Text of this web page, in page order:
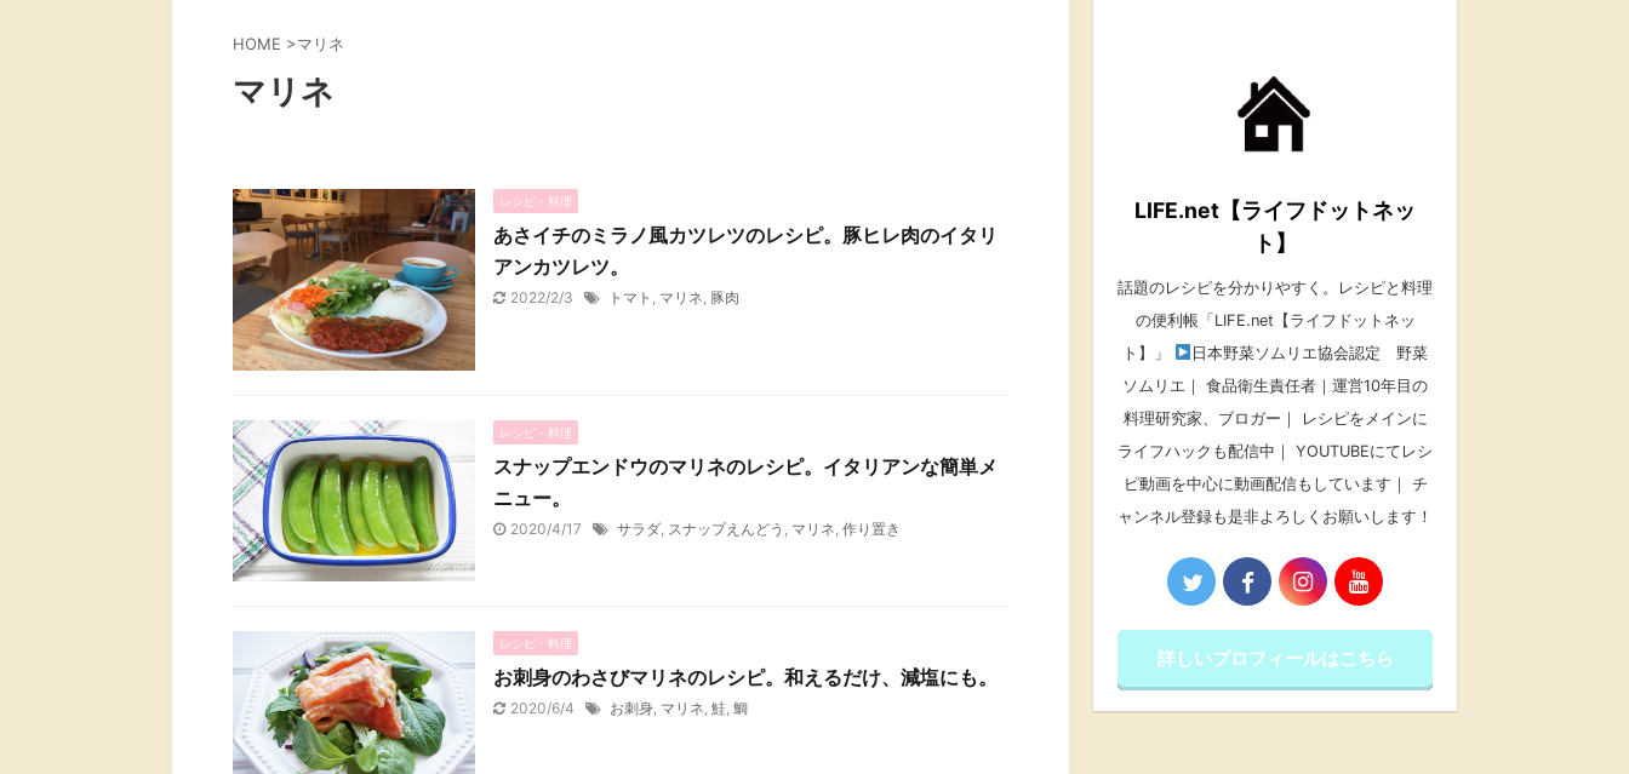
HOME >マリネ
マリネ
レシピ・料理
あさイチのミラノ風カツレツのレシピ。豚ヒレ肉のイタリ
アンカツレツ。
2022/2/3 トマト , マリネ, 豚肉
レシピ・料理
スナップエンドウのマリネのレシピ。イタリアンな簡単メ
ニュー。
2020/4/17 サラダ, スナップえんどう , マリネ, 作り置き
レシピ・料理
お刺身のわさびマリネのレシピ。和えるだけ、減塩にも。
2020/6/4 お刺身 マリネ 鮭 鯛
LIFE.net【ライフドットネッ
ト】
話題のレシピを分かりやすく。レシピと料理
の便利帳「LIFE.net【ライフドットネッ
ト】」
日本野菜ソムリエ協会認定 野菜
ソムリエ｜ 食品衛生責任者｜運営10年目の
料理研究家、ブロガー｜ レシピをメインに
ライフハックも配信中｜ YOUTUBEにてレシ
ピ動画を中心に動画配信もしています｜ チ
ャンネル登録も是非よろしくお願いします！
詳しいプロフィールはこちら